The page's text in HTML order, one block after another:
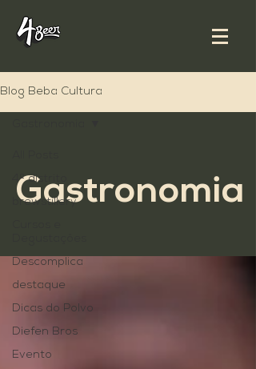
Blog Beba Cultura
4º distrito
brewstillery
Descomplica
destaque
Dicas do Polvo
Diefen Bros
Evento
Gastronomia